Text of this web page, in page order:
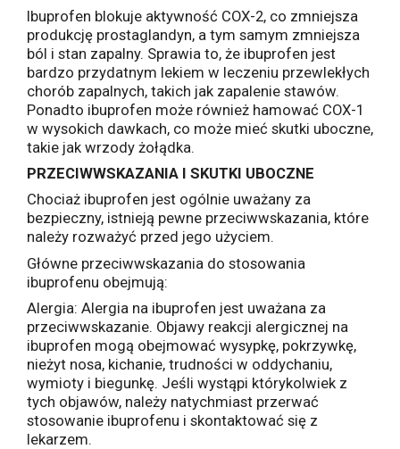
Ibuprofen blokuje aktywność COX-2, co zmniejsza
produkcję prostaglandyn, a tym samym zmniejsza
ból i stan zapalny. Sprawia to, że ibuprofen jest
bardzo przydatnym lekiem w leczeniu przewlekłych
chorób zapalnych, takich jak zapalenie stawów.
Ponadto ibuprofen może również hamować COX-1
w wysokich dawkach, co może mieć skutki uboczne,
takie jak wrzody żołądka.
PRZECIWWSKAZANIA I SKUTKI UBOCZNE
Chociaż ibuprofen jest ogólnie uważany za
bezpieczny, istnieją pewne przeciwwskazania, które
należy rozważyć przed jego użyciem.
Główne przeciwwskazania do stosowania
ibuprofenu obejmują:
Alergia: Alergia na ibuprofen jest uważana za
przeciwwskazanie. Objawy reakcji alergicznej na
ibuprofen mogą obejmować wysypkę, pokrzywkę,
nieżyt nosa, kichanie, trudności w oddychaniu,
wymioty i biegunkę. Jeśli wystąpi którykolwiek z
tych objawów, należy natychmiast przerwać
stosowanie ibuprofenu i skontaktować się z
lekarzem.